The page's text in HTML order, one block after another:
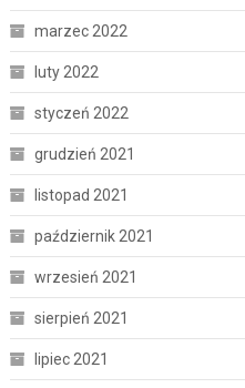
marzec 2022
luty 2022
styczeń 2022
grudzień 2021
listopad 2021
październik 2021
wrzesień 2021
sierpień 2021
lipiec 2021